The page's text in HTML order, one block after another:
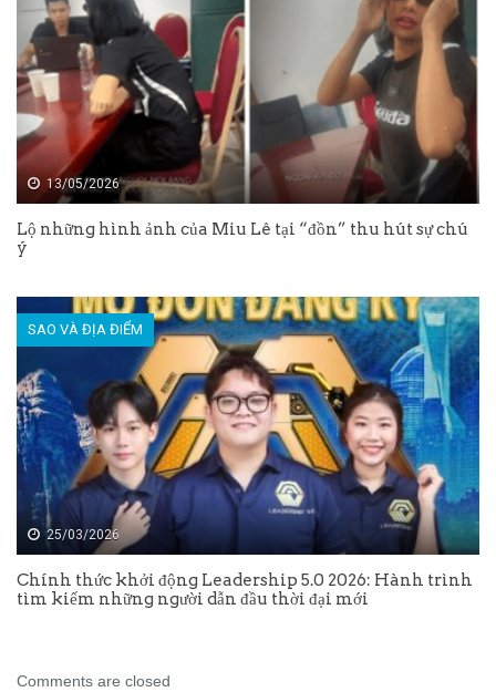
13/05/2026
Lộ những hình ảnh của Miu Lê tại “đồn” thu hút sự chú
ý
SAO VÀ ĐỊA ĐIỂM
25/03/2026
Chính thức khởi động Leadership 5.0 2026: Hành trình
tìm kiếm những người dẫn đầu thời đại mới
Comments are closed